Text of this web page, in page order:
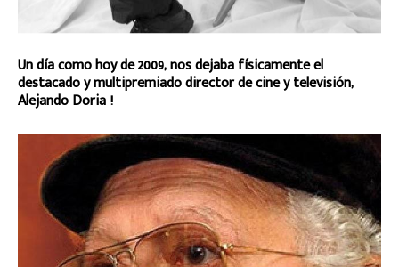
Un día como hoy de 2009, nos dejaba físicamente el
destacado y multipremiado director de cine y televisión,
Alejando Doria !